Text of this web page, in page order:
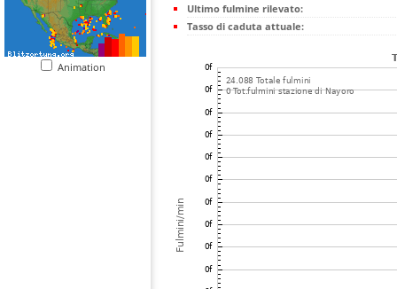
Animation
Ultimo fulmine rilevato:
Tasso di caduta attuale: